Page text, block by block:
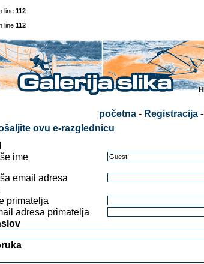
line 112
line 112
početna- Registracija-
ovu e-razglednicu
ime
email adresa
primatelja
adresa primatelja